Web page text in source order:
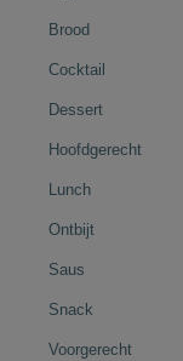
Brood
Cocktail
Dessert
Hoofdgerecht
Lunch
Ontbijt
Saus
Snack
Voorgerecht